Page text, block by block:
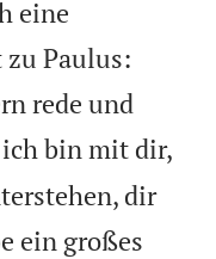
eine
Paulus:
rede und
bin mit dir,
dir
ein großes